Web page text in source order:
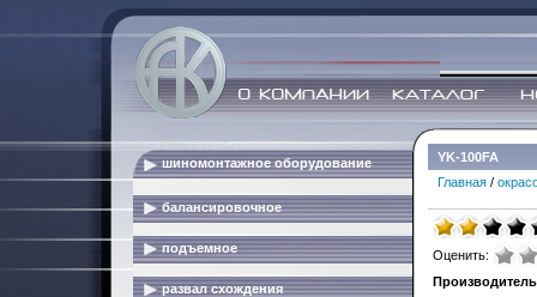
шиномонтажное оборудование
балансировочное
подъемное
развал схождения
YK-100FA
Главная /
Оценить:
Производитель